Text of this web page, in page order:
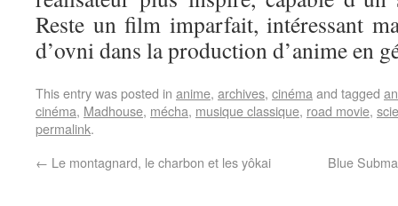
Reste un film imparfait, intéressant
d’ovni dans la production d’anime en
This entry was posted in anime, archives, cinéma and tagged
cinéma, Madhouse, mécha, musique classique, road movie,
permalink.
← Le montagnard, le charbon et les yôkai Blue